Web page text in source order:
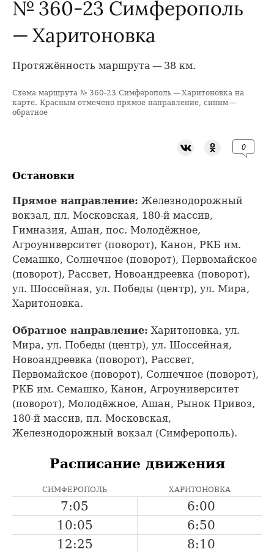
№ 360-23 Симферополь
— Харитоновка
Протяжённость маршрута — 38 км.
+
Схема маршрута № 360-23 Симферополь — Харитоновка на
карте. Красным отмечено прямое направление, синим —
обратное
0
Остановки
Прямое направление: Железнодорожный
вокзал, пл. Московская, 180-й массив,
Гимназия, Ашан, пос. Молодёжное,
Агроуниверситет (поворот), Канон, РКБ им.
Семашко, Солнечное (поворот), Первомайское
(поворот), Рассвет, Новоандреевка (поворот),
ул. Шоссейная, ул. Победы (центр), ул. Мира,
Харитоновка.
Обратное направление: Харитоновка, ул.
Мира, ул. Победы (центр), ул. Шоссейная,
Новоандреевка (поворот), Рассвет,
Первомайское (поворот), Солнечное (поворот),
РКБ им. Семашко, Канон, Агроуниверситет
(поворот), Молодёжное, Ашан, Рынок Привоз,
180-й массив, пл. Московская,
Железнодорожный вокзал (Симферополь).
Расписание движения
СИМФЕРОПОЛЬ ХАРИТОНОВКА
7:05
6:00
10:05
6:50
12:25
8:10